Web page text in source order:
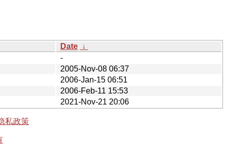
Date ↓
-
2005-Nov-08 06:37
2006-Jan-15 06:51
2006-Feb-11 15:53
2021-Nov-21 20:06
私政策